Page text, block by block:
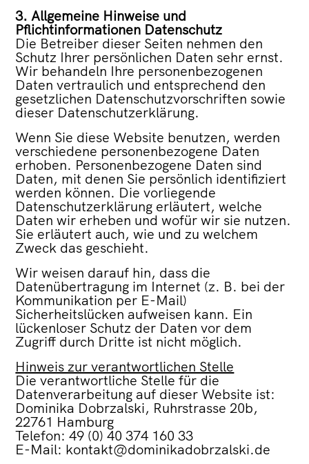
3. Allgemeine Hinweise und
Pflichtinformationen Datenschutz
Die Betreiber dieser Seiten nehmen den
Schutz Ihrer persönlichen Daten sehr ernst.
Wir behandeln Ihre personenbezogenen
Daten vertraulich und entsprechend den
gesetzlichen Datenschutzvorschriften sowie
dieser Datenschutzerklärung.
Wenn Sie diese Website benutzen, werden
verschiedene personenbezogene Daten
erhoben. Personenbezogene Daten sind
Daten, mit denen Sie persönlich identifiziert
werden können. Die vorliegende
Datenschutzerklärung erläutert, welche
Daten wir erheben und wofür wir sie nutzen.
Sie erläutert auch, wie und zu welchem
Zweck das geschieht.
Wir weisen darauf hin, dass die
Datenübertragung im Internet (z. B. bei der
Kommunikation per E-Mail)
Sicherheitslücken aufweisen kann. Ein
lückenloser Schutz der Daten vor dem
Zugriff durch Dritte ist nicht möglich.
Hinweis zur verantwortlichen Stelle
Die verantwortliche Stelle für die
Datenverarbeitung auf dieser Website ist:
Dominika Dobrzalski, Ruhrstrasse 20b,
22761 Hamburg
Telefon: 49 (0) 40 374 160 33
E-Mail: kontakt@dominikadobrzalski.de